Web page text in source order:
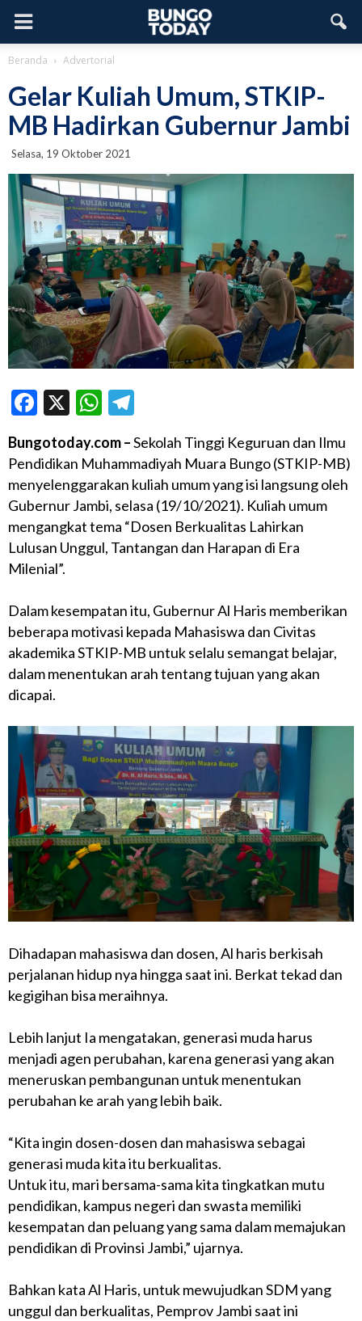
Beranda Advertorial
Gelar Kuliah Umum, STKIP-
MB Hadirkan Gubernur Jambi
Selasa, 19 Oktober 2021
Facebook
X WhatsApp
Bungotoday.com –Sekolah Tinggi Keguruan dan Ilmu
Pendidikan Muhammadiyah Muara Bungo (STKIP-MB)
menyelenggarakan kuliah umum yang isi langsung oleh
Gubernur Jambi, selasa (19/10/2021). Kuliah umum
mengangkat tema “Dosen Berkualitas Lahirkan
Lulusan Unggul, Tantangan dan Harapan di Era
Milenial”.
Dalam kesempatan itu, Gubernur Al Haris memberikan
beberapa motivasi kepada Mahasiswa dan Civitas
akademika STKIP-MB untuk selalu semangat belajar,
dalam menentukan arah tentang tujuan yang akan
dicapai.
Dihadapan mahasiswa dan dosen, Al haris berkisah
perjalanan hidup nya hingga saat ini. Berkat tekad dan
kegigihan bisa meraihnya.
Lebih lanjut Ia mengatakan, generasi muda harus
menjadi agen perubahan, karena generasi yang akan
meneruskan pembangunan untuk menentukan
perubahan ke arah yang lebih baik.
“Kita ingin dosen-dosen dan mahasiswa sebagai
generasi muda kita itu berkualitas.
Untuk itu, mari bersama-sama kita tingkatkan mutu
pendidikan, kampus negeri dan swasta memiliki
kesempatan dan peluang yang sama dalam memajukan
pendidikan di Provinsi Jambi,” ujarnya.
Bahkan kata Al Haris, untuk mewujudkan SDM yang
unggul dan berkualitas, Pemprov Jambi saat ini